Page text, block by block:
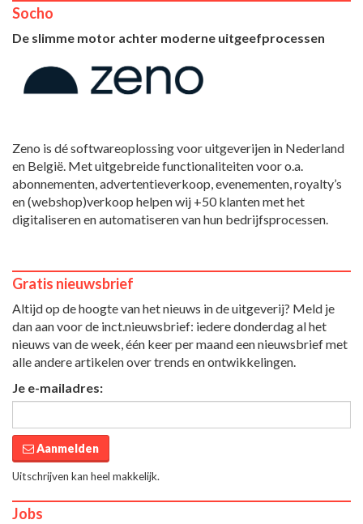
Socho
De slimme motor achter moderne uitgeefprocessen
Zeno is dé softwareoplossing voor uitgeverijen in Nederland
en België. Met uitgebreide functionaliteiten voor o.a.
abonnementen, advertentieverkoop, evenementen, royalty’s
en (webshop)verkoop helpen wij +50 klanten met het
digitaliseren en automatiseren van hun bedrijfsprocessen.
Gratis nieuwsbrief
Altijd op de hoogte van het nieuws in de uitgeverij? Meld je
dan aan voor de inct.nieuwsbrief: iedere donderdag al het
nieuws van de week, één keer per maand een nieuwsbrief met
alle andere artikelen over trends en ontwikkelingen.
Je e-mailadres:
Aanmelden
Uitschrijven kan heel makkelijk.
Jobs